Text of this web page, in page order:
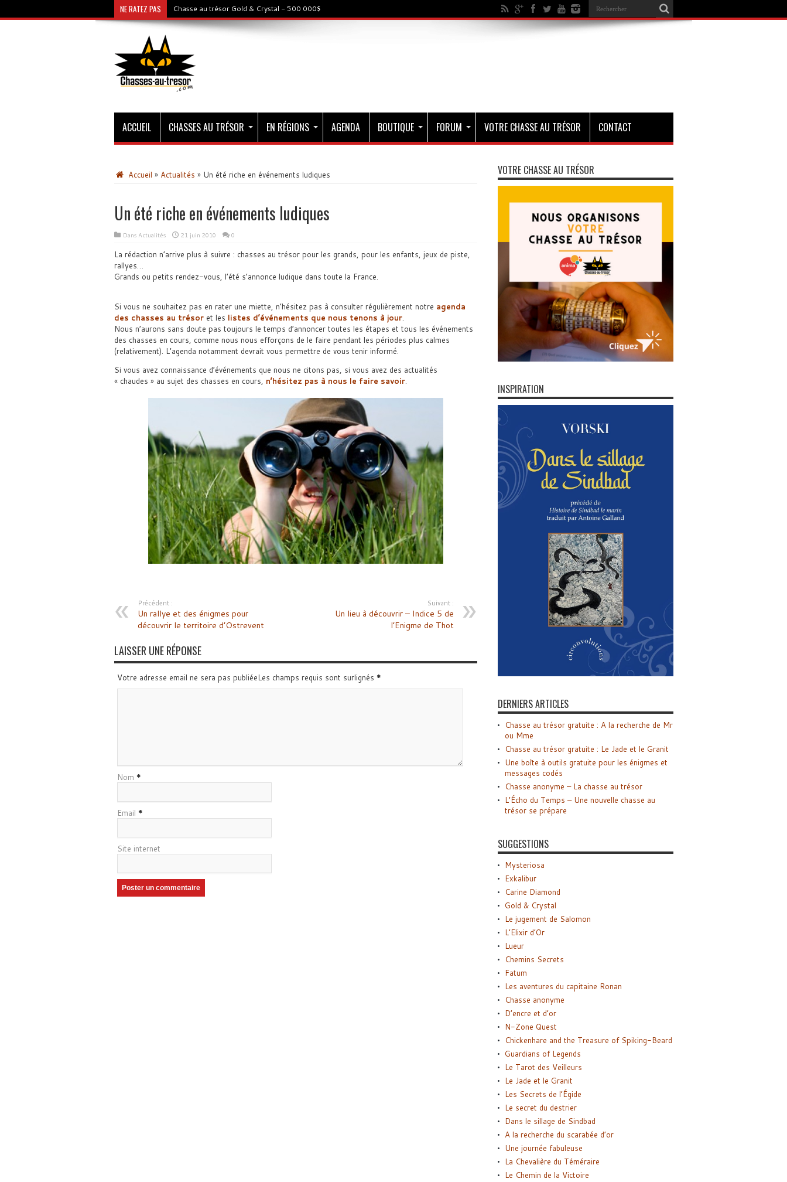
NE RATEZ PAS Chasse au trésor Gold & Crystal - 500 000$
ACCUEIL CHASSES AU TRÉSOR EN RÉGIONS AGENDA BOUTIQUE FORUM VOTRE CHASSE AU TRÉSOR CONTACT
Accueil » Actualités » Un été riche en événements ludiques
Un été riche en événements ludiques
Dans Actualités 21 juin 2010 0
La rédaction n’arrive plus à suivre : chasses au trésor pour les grands, pour les enfants, jeux de piste,
rallyes…
Grands ou petits rendez-vous, l’été s’annonce ludique dans toute la France.
Si vous ne souhaitez pas en rater une miette, n’hésitez pas à consulter régulièrement notre agenda
des chasses au trésoret les listes d’événements que nous tenons à jour.
Nous n’aurons sans doute pas toujours le temps d’annoncer toutes les étapes et tous les événements
des chasses en cours, comme nous nous efforçons de le faire pendant les périodes plus calmes
(relativement). L’agenda notamment devrait vous permettre de vous tenir informé.
Si vous avez connaissance d’événements que nous ne citons pas, si vous avez des actualités
« chaudes » au sujet des chasses en cours, n’hésitez pas à nous le faire savoir.
Précédent :
Un rallye et des énigmes pour
découvrir le territoire d’Ostrevent
Suivant :
Un lieu à découvrir – Indice 5 de
l’Enigme de Thot
LAISSER UNE RÉPONSE
Votre adresse email ne sera pas publiéeLes champs requis sont surlignés *
Nom *
Email *
Site internet
VOTRE CHASSE AU TRÉSOR
INSPIRATION
DERNIERS ARTICLES
Chasse au trésor gratuite : A la recherche de Mr
ou Mme
Chasse au trésor gratuite : Le Jade et le Granit
Une boîte à outils gratuite pour les énigmes et
messages codés
Chasse anonyme – La chasse au trésor
L’Écho du Temps – Une nouvelle chasse au
trésor se prépare
SUGGESTIONS
Mysteriosa
Exkalibur
Carine Diamond
Gold & Crystal
Le jugement de Salomon
L’Elixir d’Or
Lueur
Chemins Secrets
Fatum
Les aventures du capitaine Ronan
Chasse anonyme
D’encre et d’or
N-Zone Quest
Chickenhare and the Treasure of Spiking-Beard
Guardians of Legends
Le Tarot des Veilleurs
Le Jade et le Granit
Les Secrets de l’Égide
Le secret du destrier
Dans le sillage de Sindbad
A la recherche du scarabée d’or
Une journée fabuleuse
La Chevalière du Téméraire
Le Chemin de la Victoire